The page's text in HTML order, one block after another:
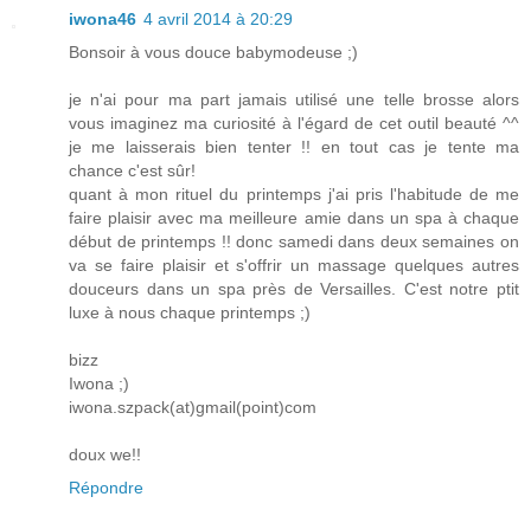
iwona46 4 avril 2014 à 20:29
Bonsoir à vous douce babymodeuse ;)
je n'ai pour ma part jamais utilisé une telle brosse alors
vous imaginez ma curiosité à l'égard de cet outil beauté ^^
je me laisserais bien tenter !! en tout cas je tente ma
chance c'est sûr!
quant à mon rituel du printemps j'ai pris l'habitude de me
faire plaisir avec ma meilleure amie dans un spa à chaque
début de printemps !! donc samedi dans deux semaines on
va se faire plaisir et s'offrir un massage quelques autres
douceurs dans un spa près de Versailles. C'est notre ptit
luxe à nous chaque printemps ;)
bizz
Iwona ;)
iwona.szpack(at)gmail(point)com
doux we!!
Répondre